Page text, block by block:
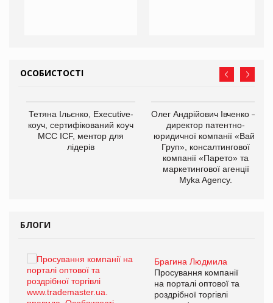
ОСОБИСТОСТІ
Тетяна Ільєнко, Executive-
коуч, сертифікований коуч
МСС ICF, ментор для
лідерів
Олег Андрійович Івченко —
директор патентно-
юридичної компанії «Вайз
Груп», консалтингової
компанії «Парето» та
маркетингової агенції
Myka Agency.
БЛОГИ
Брагина Людмила
Просування компанії
на порталі оптової та
роздрібної торгівлі